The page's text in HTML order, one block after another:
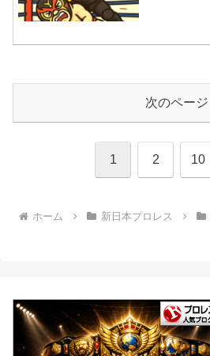
次のページ
1 2 10
ホーム 新日本プロレス